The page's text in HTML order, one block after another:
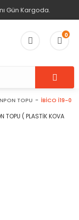
Gün Kargoda.
0
TOPU İBİCO İ19-008